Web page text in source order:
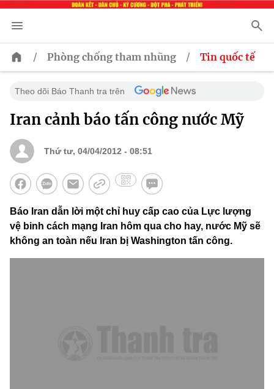
/ Phòng chống tham nhũng / Tin quốc tế
Theo dõi Báo Thanh tra trên
Iran cảnh báo tấn công nước Mỹ
Thứ tư, 04/04/2012 - 08:51
Báo Iran dẫn lời một chỉ huy cấp cao của Lực lượng
vệ binh cách mạng Iran hôm qua cho hay, nước Mỹ sẽ
không an toàn nếu Iran bị Washington tấn công.